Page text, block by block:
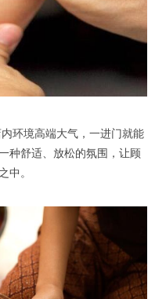
环境高端大气，一进门就能
种舒适、放松的氛围，让顾
中。